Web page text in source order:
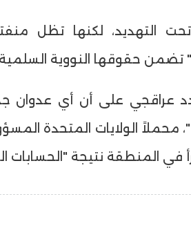
التهديد، لكنها تظل
تضمن حقوقها النووية
عراقجي على أن أي عدوان
محملاً الولايات المتحدة
المنطقة نتيجة "الحسابات